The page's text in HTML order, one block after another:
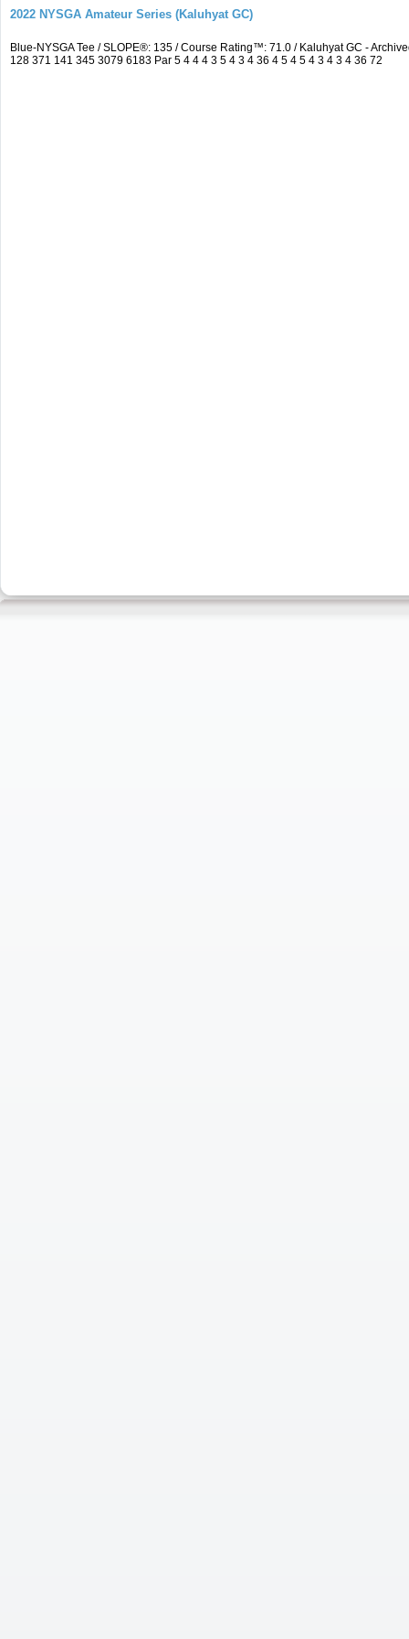
2022 NYSGA Amateur Series (Kaluhyat GC)
Blue-NYSGA Tee / SLOPE®: 135 / Course Rating™: 71.0 / Kaluhyat GC -
128 371 141 345 3079 6183 Par 5 4 4 4 3 5 4 3 4 36 4 5 4 5 4 3 4 3 4 36 72